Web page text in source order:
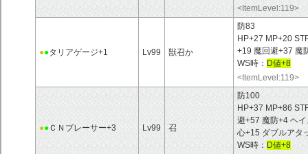
<ItemLevel:119>
●●タリアゲージ+1 Lv99 獣召か
防83
HP+27 MP+20
+19 魔回避+37 魔
WS時： D値+8
<ItemLevel:119>
●●ＣＮブレーサー+3 Lv99 召
防100
HP+37 MP+86
避+57 魔防+4 ヘ
心+15 ダブルアタ
WS時： D値+8